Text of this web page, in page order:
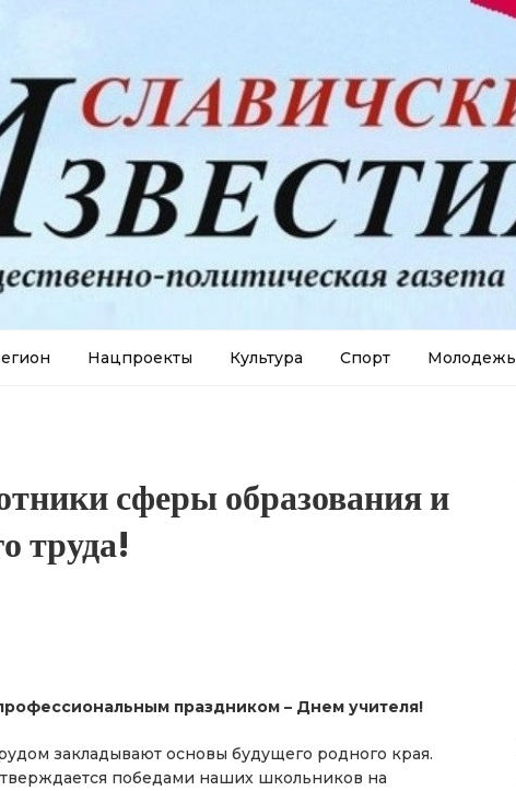
Нацпроекты Культура Спорт Молодежь
сферы образования и
труда!
праздником – Днем учителя!
закладывают основы будущего родного края.
победами наших школьников на